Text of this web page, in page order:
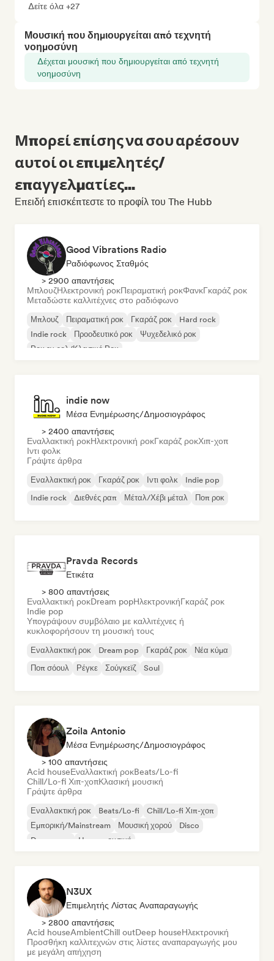
Δείτε όλα +27
Μουσική που δημιουργείται από τεχνητή
νοημοσύνη
Δέχεται μουσική που δημιουργείται από τεχνητή
νοημοσύνη
Μπορεί επίσης να σου αρέσουν
αυτοί οι επιμελητές/
επαγγελματίες...
Επειδή επισκέπτεστε το προφίλ του The Hubb
Good Vibrations Radio
Ραδιόφωνος Σταθμός
> 2900 απαντήσεις
ΜπλουζΗλεκτρονική ροκΠειραματική ροκΦανκΓκαράζ ροκ
Μεταδώστε καλλιτέχνες στο ραδιόφωνο
Μπλουζ Πειραματική ροκ Γκαράζ ροκ
Hard rock
Indie rock
Προοδευτικό ροκ
Ψυχεδελικό ροκ
Ροκ εν ρολ/Κλασικό Ροκ
indie now
Μέσα Ενημέρωσης/Δημοσιογράφος
> 2400 απαντήσεις
Εναλλακτική ροκΗλεκτρονική ροκΓκαράζ ροκΧιπ-χοπ
Ιντι φολκ
Γράψτε άρθρα
Εναλλακτική ροκ Γκαράζ ροκ Ιντι φολκ
Indie pop
Indie rock
Διεθνές ραπ Μέταλ/Χέβι μέταλ Ποπ ροκ
Pravda Records
Ετικέτα
> 800 απαντήσεις
Εναλλακτική ροκDream popΗλεκτρονικήΓκαράζ ροκ
Indie pop
Υπογράψουν συμβόλαιο με καλλιτέχνες ή
κυκλοφορήσουν τη μουσική τους
Εναλλακτική ροκ Dream pop Γκαράζ ροκ
Νέα κύμα
Ποπ σόουλ
Ρέγκε Σούγκεϊζ Soul
Zoila Antonio
Μέσα Ενημέρωσης/Δημοσιογράφος
> 100 απαντήσεις
Acid houseΕναλλακτική ροκBeats/Lo-fi
Chill/Lo-fi Χιπ-χοπΚλασική μουσική
Γράψτε άρθρα
Εναλλακτική ροκ Beats/Lo-fi
Chill/Lo-fi Χιπ-χοπ
Εμπορική/Mainstream
Μουσική χορού
Disco
Dream pop
House μουσική
N3UX
Επιμελητής Λίστας Αναπαραγωγής
> 2800 απαντήσεις
Acid houseAmbientChill outDeep houseΗλεκτρονική
Προσθήκη καλλιτεχνών στις λίστες αναπαραγωγής μου
με μεγάλη απήχηση